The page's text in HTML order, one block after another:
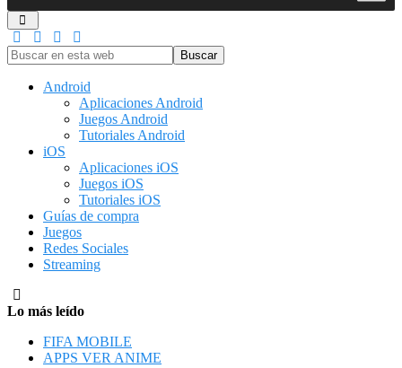
Buscar
en
Android
Aplicaciones Android
Juegos Android
Tutoriales Android
iOS
Aplicaciones iOS
Juegos iOS
Tutoriales iOS
Guías de compra
Juegos
Redes Sociales
Streaming
Lo más leído
FIFA MOBILE
APPS VER ANIME